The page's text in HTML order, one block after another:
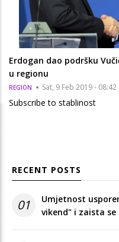
Erdogan dao podršku
u regionu
REGION Sat, 9 Feb 2019 - 08:42
Subscribe to stablinost
RECENT POSTS
01
Umjetnost
vikend" i zaista